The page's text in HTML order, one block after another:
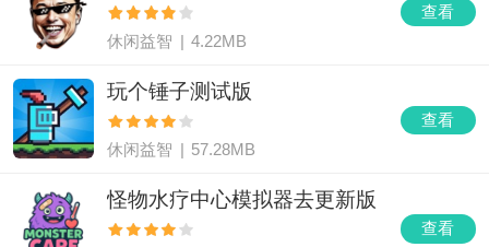
查看
休闲益智 | 4.22MB
查看
玩个锤子测试版
休闲益智 | 57.28MB
查看
怪物水疗中心模拟器去更新版